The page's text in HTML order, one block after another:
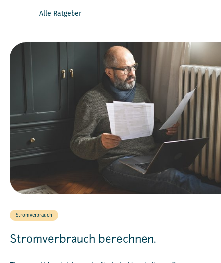
Alle Ratgeber
Stromverbrauch
Stromverbrauch berechnen.